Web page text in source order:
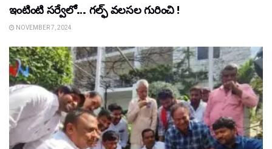
ఇంటింటి సర్వేలో… గల్ఫ్ వలసల గురించి !
NOVEMBER 7, 2024